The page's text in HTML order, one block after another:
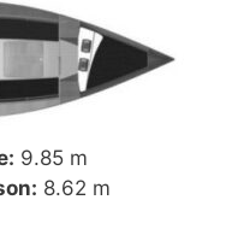
9.85 m
8.62 m